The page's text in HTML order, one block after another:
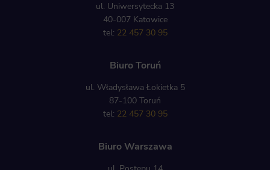
ul. Uniwersytecka 13
40-007 Katowice
tel: 22 457 30 95
Biuro Toruń
ul. Władysława Łokietka 5
87-100 Toruń
tel: 22 457 30 95
Biuro Warszawa